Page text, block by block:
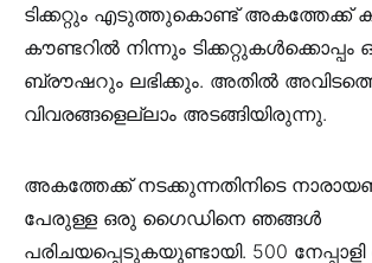
ടിക്കറ്റും എടുത്തുകൊണ്ട് അകത്തേക്ക്
കൗണ്ടറിൽ നിന്നും
ബ്രൗഷറും ലഭിക്കും. അതിൽ
വിവരങ്ങളെല്ലാം അടങ്ങിയിരുന്നു.
അകത്തേക്ക് നടക്കുന്നതിനിടെ
പേരുള്ള ഒരു ഗൈഡിനെ ഞങ്ങൾ
പരിചയപ്പെടുകയുണ്ടായി. 500